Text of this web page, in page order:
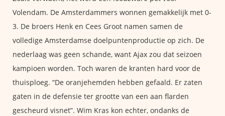
Volendam. De Amsterdammers wonnen gemakkelijk met 0-
3. De broers Henk en Cees Groot namen samen de
volledige Amsterdamse doelpuntenproductie op zich. De
nederlaag was geen schande, want Ajax zou dat seizoen
kampioen worden. Toch waren de kranten hard voor de
thuisploeg. “De oranjehemden hebben gefaald. Er zaten
gaten in de defensie ter grootte van een aan flarden
gescheurd visnet”. Wim Kras kon echter, ondanks de